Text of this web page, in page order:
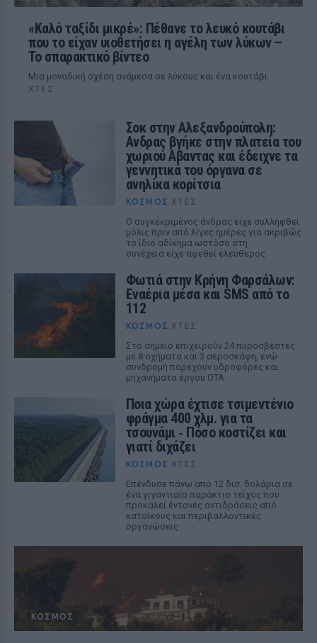
«Καλό ταξίδι μικρέ»: Πέθανε το λευκό κουτάβι
που το είχαν υιοθετήσει η αγέλη των λύκων –
Το σπαρακτικό βίντεο
Μια μοναδική σχέση ανάμεσα σε λύκους και ένα κουτάβι
ΧΤΕΣ
Σοκ στην Αλεξανδρούπολη:
Ανδρας βγήκε στην πλατεία του
χωριού Αβαντας και έδειχνε τα
γεννητικά του όργανα σε
ανηλίκα κορίτσια
ΚΌΣΜΟΣ ΧΤΕΣ
Ο συγκεκριμένος άνδρας είχε συλληφθεί
μόλις πριν από λίγες ημέρες για ακριβώς
το ίδιο αδίκημα ωστόσο στη
συνέχεια είχε αφεθεί ελεύθερος
Φωτιά στην Κρήνη Φαρσάλων:
Εναέρια μέσα και SMS από το
112
ΚΌΣΜΟΣ ΧΤΕΣ
Στο σημείο επιχειρούν 24 πυροσβέστες
με 8 οχήματα και 3 αεροσκάφη, ενώ
συνδρομή παρέχουν υδροφόρες και
μηχανήματα έργου ΟΤΑ.
Ποια χώρα έχτισε τσιμεντένιο
φράγμα 400 χλμ. για τα
τσουνάμι ‑ Πόσο κοστίζει και
γιατί διχάζει
ΚΌΣΜΟΣ ΧΤΕΣ
Επένδυσε πάνω από 12 δισ. δολάρια σε
ένα γιγαντιαίο παράκτιο τείχος που
προκαλεί έντονες αντιδράσεις από
κατοίκους και περιβαλλοντικές
οργανώσεις
ΚΌΣΜΟΣ